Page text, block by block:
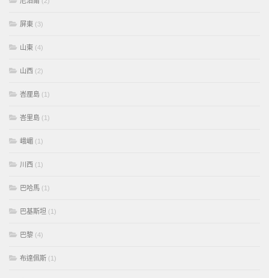
屏東 (3)
山東 (4)
山西 (2)
峇厘島 (1)
峇里島 (1)
峨嵋 (1)
川西 (1)
巴哈馬 (1)
巴基斯坦 (1)
巴黎 (4)
布達佩斯 (1)